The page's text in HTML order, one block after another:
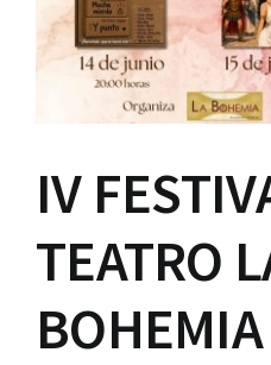
IV
TEATRO
BOHEMIA